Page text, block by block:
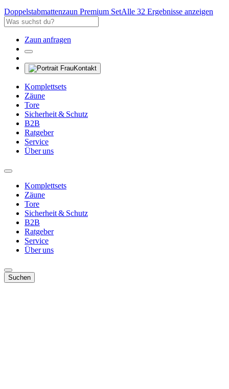
Doppelstabmattenzaun Premium SetAlle 32 Ergebnisse anzeigen
Zaun anfragen
Kontakt
Komplettsets
Zäune
Tore
Sicherheit & Schutz
B2B
Ratgeber
Service
Über uns
Komplettsets
Zäune
Tore
Sicherheit & Schutz
B2B
Ratgeber
Service
Über uns
Suchen